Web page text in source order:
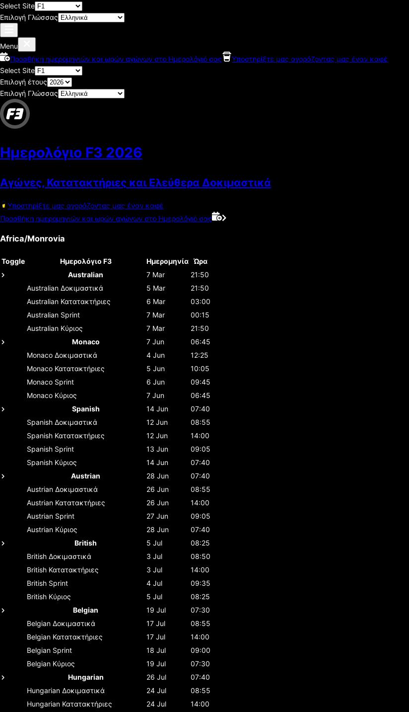
Select Site
Επιλογή Γλώσσας
Menu
Προσθήκη ημερομηνιών και ωρών αγώνων στο Ημερολόγιό σας
Υποστηρίξτε μας αγοράζοντας μας έναν καφέ
Select Site
Επιλογή έτους
Επιλογή Γλώσσας
Ημερολόγιο F3 2026
Αγώνες, Κατατακτήριες και Ελεύθερα Δοκιμαστικά
Υποστηρίξτε μας αγοράζοντας μας έναν καφέ
Προσθήκη ημερομηνιών και ωρών αγώνων στο Ημερολόγιό σας
Africa/Monrovia
Toggle Ημερολόγιο F3 Ημερομηνία Ώρα
Australian
7 Mar
21:50
Australian Δοκιμαστικά 5 Mar
21:50
Australian Κατατακτήριες 6 Mar
03:00
Australian Sprint 7 Mar
00:15
Australian Κύριος 7 Mar
21:50
Monaco
7 Jun
06:45
Monaco Δοκιμαστικά 4 Jun
12:25
Monaco Κατατακτήριες 5 Jun
10:05
Monaco Sprint 6 Jun
09:45
Monaco Κύριος 7 Jun
06:45
Spanish
14 Jun
07:40
Spanish Δοκιμαστικά 12 Jun
08:55
Spanish Κατατακτήριες 12 Jun
14:00
Spanish Sprint 13 Jun
09:05
Spanish Κύριος 14 Jun
07:40
Austrian
28 Jun
07:40
Austrian Δοκιμαστικά 26 Jun
08:55
Austrian Κατατακτήριες 26 Jun
14:00
Austrian Sprint 27 Jun
09:05
Austrian Κύριος 28 Jun
07:40
British
5 Jul
08:25
British Δοκιμαστικά 3 Jul
08:50
British Κατατακτήριες 3 Jul
14:00
British Sprint 4 Jul
09:35
British Κύριος 5 Jul
08:25
Belgian
19 Jul
07:30
Belgian Δοκιμαστικά 17 Jul
08:55
Belgian Κατατακτήριες 17 Jul
14:00
Belgian Sprint 18 Jul
09:00
Belgian Κύριος 19 Jul
07:30
Hungarian
26 Jul
07:40
Hungarian Δοκιμαστικά 24 Jul
08:55
Hungarian Κατατακτήριες 24 Jul
14:00